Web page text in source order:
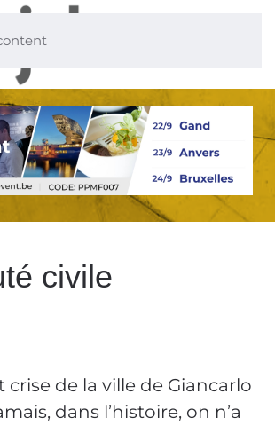
civile
crise de la ville de Giancarlo
dans l’histoire, on n’a